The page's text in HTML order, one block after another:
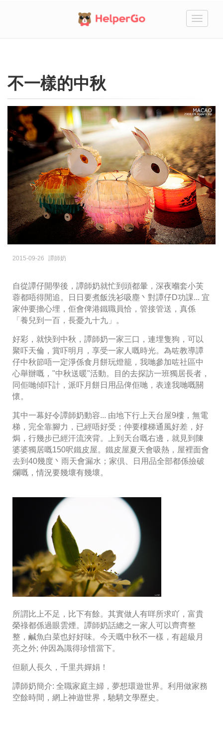
切
不一樣的中秋
2015-09-26 譚師奶
自從譚仔開學後，譚師奶就忙到頭都暈，深夜嗰套小芙
蓉都唔得閒追。日日要煮飯洗衫吸塵丶對譚仔D功課... 宜
家仲要擔心埋，佢會俾港鐵職員恰，管接管送，真係
「養兒到一百，長憂九十九」。
好彩，就快到中秋，譚師奶一家三口，連埋隻狗，可以
聚吓天倫，賞吓明月，享受一家人嘅時光。為咗教導譚
仔中秋節唔一定淨係食月餅玩燈籠，我哋參加咗社區中
心舉辦嘅，"中秋送暖"活動。目的去探訪一班獨居長者，
同佢哋傾吓計，派吓月餅日用品俾佢哋，表達我哋嘅關
懷。
其中一幕好令譚師奶動容... 由地下行上天台屋9樓，無電
梯，完全靠腳力，已經唔好受；仲要樓梯通風好差，好
焗，行幾步已經汗流浹背。上到天台嘅右邊，就見到陳
婆婆獨居嘅150呎鐵皮屋。鐵皮屋夏天會吸熱，屋裡面會
去到40幾度丶雨天會漏水；家倶、日用品全部都係撿破
爛嘅，情況要幾壞有幾壞。
所謂比上不足，比下有餘。其實做人有咩所求吖，富貴
榮祿都係過眼雲煙。譚師奶話總之一家人可以齊齊整
整，鹹魚白菜也好好味。今天嘅中秋不一樣，有超級月
亮之外; 仲因為識得珍惜當下。
但願人長久，千里共嬋娟！
譚師奶簡介: 全職家庭主婦，夢想環遊世界。利用做家務
空餘時間，網上神遊世界，馳騁文學歷史。